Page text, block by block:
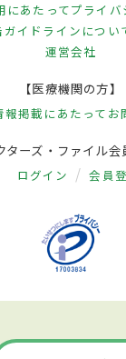
にあたってプライバ
ガイドラインについ
運営会社
【医療機関の方】
報掲載にあたって お
ターズ・ファイル会
ログイン 会員